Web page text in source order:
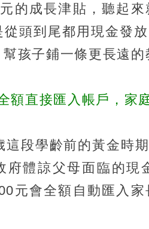
的成長津貼，聽起
從頭到尾都用現金發
孩子鋪一條更長遠的
額直接匯入帳戶，家
這段學齡前的黃金時
府體諒父母面臨的現
元會全額自動匯入